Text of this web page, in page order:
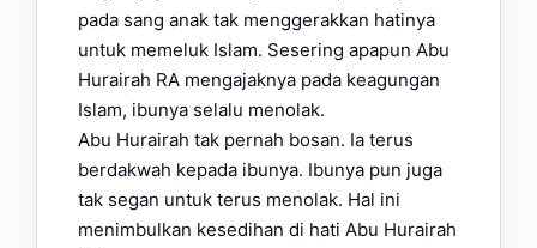
pada sang anak tak menggerakkan hatinya
untuk memeluk Islam. Sesering apapun Abu
Hurairah RA mengajaknya pada keagungan
Islam, ibunya selalu menolak.
Abu Hurairah tak pernah bosan. Ia terus
berdakwah kepada ibunya. Ibunya pun juga
tak segan untuk terus menolak. Hal ini
menimbulkan kesedihan di hati Abu Hurairah